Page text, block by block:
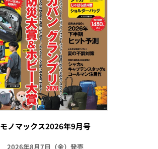
モノマックス2026年9月号
2026年8月7日（金）発売